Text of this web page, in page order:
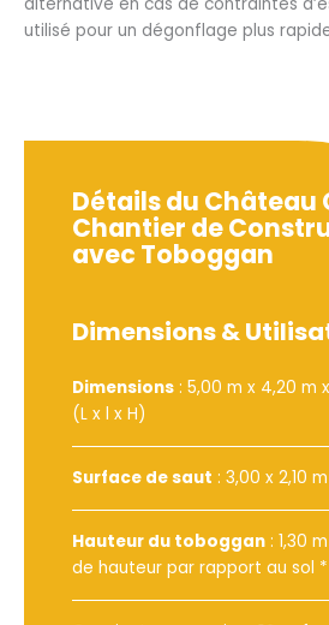
utilisé pour un dégonflage plus
Détails du Château
Chantier de
avec Toboggan
Dimensions &
Dimensions : 5,00 m x 4,20 m
(L x l x H)
Surface de saut : 3,00 x 2,10
Hauteur du toboggan : 1,30
de hauteur par rapport au sol *